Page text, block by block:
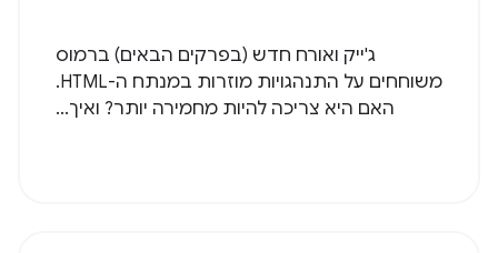
ג'ייק ואורח חדש (בפרקים הבאים) ברמוס
משוחחים על התנהגויות מוזרות במנתח ה-HTML.
האם היא צריכה להיות מחמירה יותר? ואיך...